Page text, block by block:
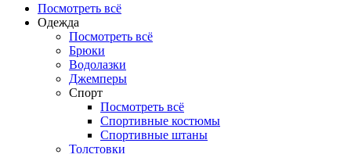
Посмотреть всё
Одежда
Посмотреть всё
Брюки
Водолазки
Джемперы
Спорт
Посмотреть всё
Спортивные костюмы
Спортивные штаны
Толстовки